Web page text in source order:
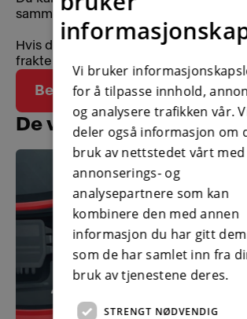
samme distanse.
Hvis du bor mer enn 100 km fra
frakte bilen hjem for deg, etter
Bestill veihjelp her
De vanligste
Vi bruker
for å tilpasse innhold,
og analysere trafikken vår.
deler også informasjon om
bruk av nettstedet vårt med
annonserings- og
analysepartnere som kan
kombinere den med annen
informasjon du har gitt
som de har samlet inn fra
bruk av tjenestene deres.
STRENGT NØDVENDIG